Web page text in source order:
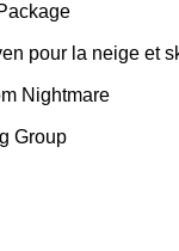
pour la neige et
Nightmare
Group